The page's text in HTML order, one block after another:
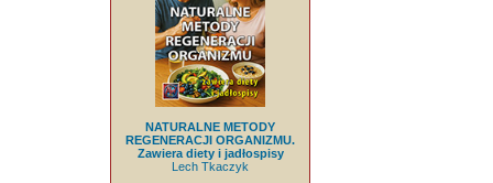
NATURALNE METODY
REGENERACJI ORGANIZMU.
Zawiera diety i jadłospisy
Lech Tkaczyk